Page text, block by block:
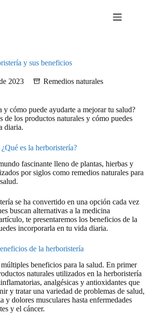
y sus beneficios
2023 Remedios naturales
y cómo puede ayudarte a mejorar tu salud?
de los productos naturales y cómo puedes
diaria.
¿Qué es la herboristería?
fascinante lleno de plantas, hierbas y
por siglos como remedios naturales para
se ha convertido en una opción cada vez
buscan alternativas a la medicina
te presentaremos los beneficios de la
incorporarla en tu vida diaria.
de la herboristería
beneficios para la salud. En primer
naturales utilizados en la herboristería
analgésicas y antioxidantes que
y tratar una variedad de problemas de salud,
y dolores musculares hasta enfermedades
y el cáncer.